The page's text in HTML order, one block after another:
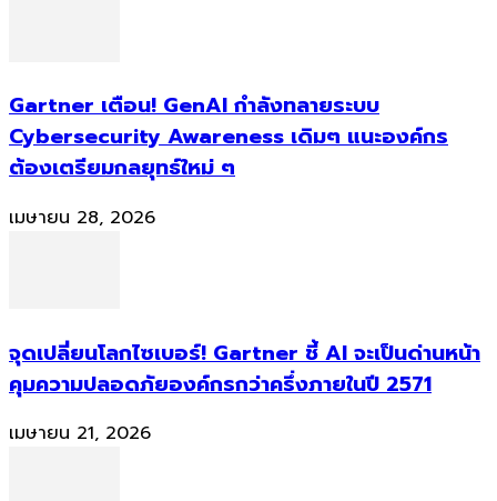
Gartner เตือน! GenAI กำลังทลายระบบ
Cybersecurity Awareness เดิมๆ แนะองค์กร
ต้องเตรียมกลยุทธ์ใหม่ ๆ
เมษายน 28, 2026
จุดเปลี่ยนโลกไซเบอร์! Gartner ชี้ AI จะเป็นด่านหน้า
คุมความปลอดภัยองค์กรกว่าครึ่งภายในปี 2571
เมษายน 21, 2026